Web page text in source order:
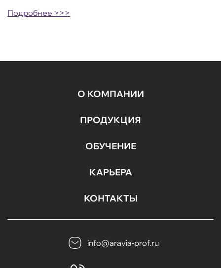
Подробнее >>>
О КОМПАНИИ
ПРОДУКЦИЯ
ОБУЧЕНИЕ
КАРЬЕРА
КОНТАКТЫ
info@aravia-prof.ru